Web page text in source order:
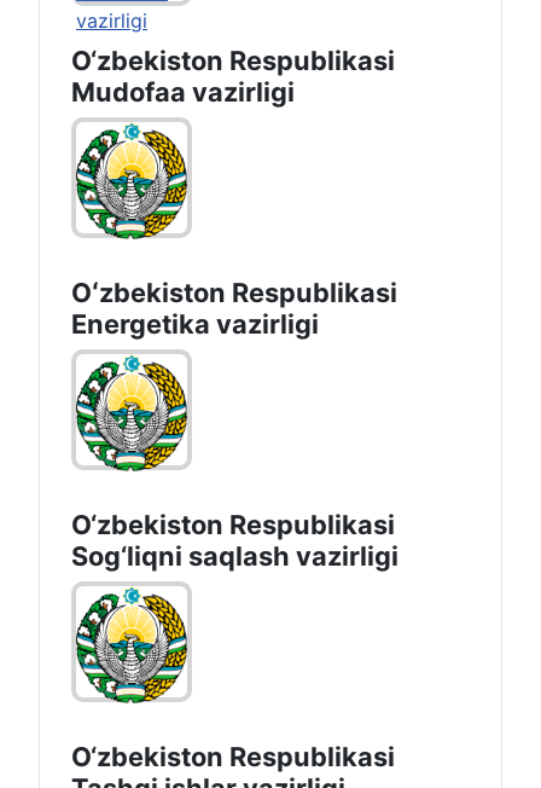
O‘zbekiston Respublikasi
Mudofaa vazirligi
Oʻzbekiston Respublikasi
Energetika vazirligi
O‘zbеkistоn Rеspublikаsi
Sоg‘liqni saqlash vаzirligi
O‘zbеkistоn Rеspublikаsi